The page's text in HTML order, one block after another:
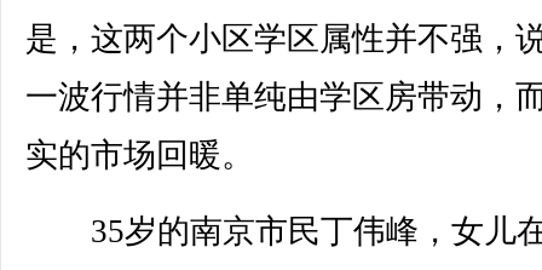
是，这两个小区学区属性并不强，
一波行情并非单纯由学区房带动，
实的市场回暖。
35岁的南京市民丁伟峰，女儿